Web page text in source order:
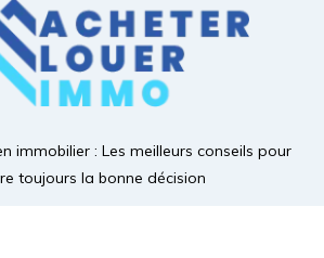
immobilier : Les meilleurs conseils pour
toujours la bonne décision